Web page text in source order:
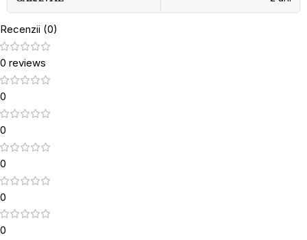
Recenzii (0)
0 reviews
0
0
0
0
0